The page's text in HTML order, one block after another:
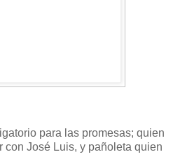
para las promesas; quien
con José Luis, y pañoleta quien